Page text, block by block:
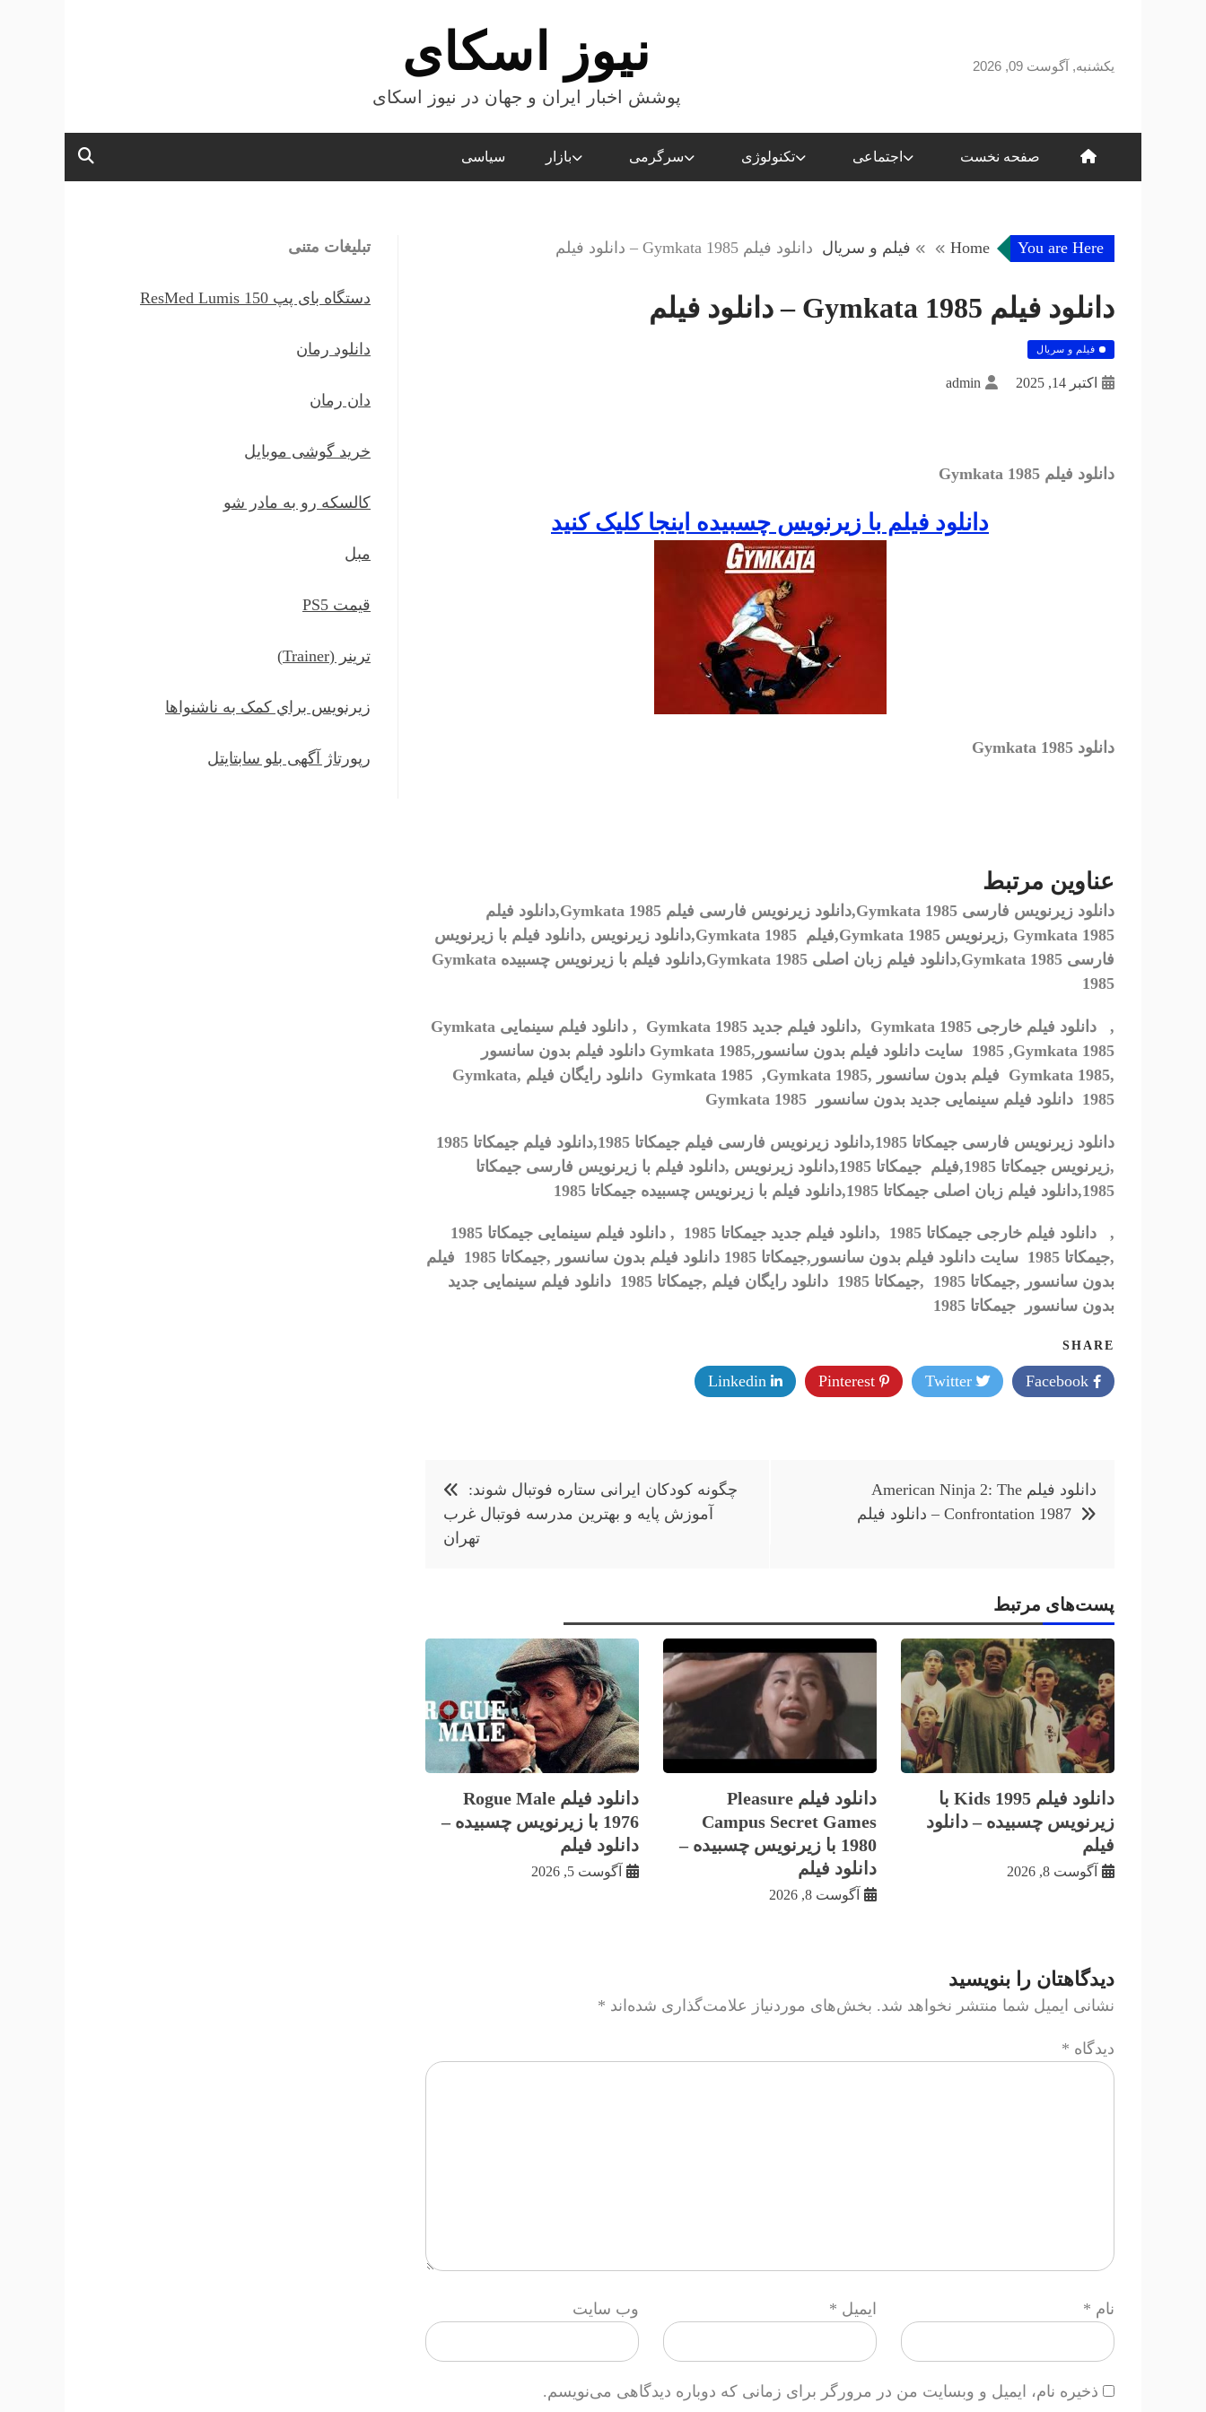
contentیکشنبه, آگوست 09, 2026 نیوز اسکای
پوشش اخبار ایران و جهان در نیوز اسکای
صفحه نخست اجتماعی تکنولوژی سرگرمی بازار سیاسی
You are Here
Home فیلم و سریال دانلود فیلم Gymkata 1985 – دانلود فیلم
دانلود فیلم Gymkata 1985 – دانلود فیلم
فیلم و سریال
اکتبر 14, 2025 admin
دانلود فیلم Gymkata 1985
دانلود فيلم با زيرنويس چسبيده اينجا کليک کنيد
دانلود Gymkata 1985
عناوین مرتبط
دانلود زیرنویس فارسی Gymkata 1985, دانلود زیرنویس فارسی فیلم Gymkata 1985, دانلود فیلم
Gymkata 1985 , زیرنویس Gymkata 1985, فیلم Gymkata 1985, دانلود زیرنویس ,دانلود فیلم با زیرنویس
فارسی Gymkata 1985, دانلود فیلم زبان اصلی Gymkata 1985, دانلود فیلم با زیرنویس چسبیده Gymkata
1985
, دانلود فیلم خارجی Gymkata 1985 ,دانلود فیلم جدید Gymkata 1985 , دانلود فیلم سینمایی Gymkata
1985 ,Gymkata 1985 سایت دانلود فیلم بدون سانسور,Gymkata 1985 دانلود فیلم بدون سانسور
,
Gymkata 1985 فیلم بدون سانسور ,Gymkata 1985 ,Gymkata 1985 دانلود رایگان فیلم ,Gymkata
1985 دانلود فیلم سینمایی جدید بدون سانسور Gymkata 1985
دانلود زیرنویس فارسی جیمکاتا 1985 ,دانلود زیرنویس فارسی فیلم جیمکاتا 1985 ,دانلود فیلم جیمکاتا 1985
,زیرنویس جیمکاتا 1985 ,فیلم جیمکاتا 1985 ,دانلود زیرنویس ,دانلود فیلم با زیرنویس فارسی جیمکاتا
1985
,دانلود فیلم زبان اصلی جیمکاتا 1985 ,دانلود فیلم با زیرنویس چسبیده جیمکاتا 1985
, دانلود فیلم خارجی جیمکاتا 1985 ,دانلود فیلم جدید جیمکاتا 1985
, دانلود فیلم سینمایی جیمکاتا 1985
,جیمکاتا 1985 سایت دانلود فیلم بدون سانسور,جیمکاتا 1985 دانلود فیلم بدون سانسور ,جیمکاتا 1985 فیلم
بدون سانسور ,جیمکاتا 1985
,
جیمکاتا 1985 دانلود رایگان فیلم ,جیمکاتا 1985 دانلود فیلم سینمایی جدید
بدون سانسور جیمکاتا 1985
SHARE
Twitter
راهبری
نوشته
دانلود فیلم American Ninja 2: The
Confrontation 1987 – دانلود فیلم
چگونه کودکان ایرانی ستاره فوتبال شوند:
آموزش پایه و بهترین مدرسه فوتبال غرب
تهران
پست‌های مرتبط
دانلود فیلم Kids 1995 با
زيرنويس چسبيده – دانلود
فیلم
آگوست 8, 2026
دانلود فیلم Pleasure
Campus Secret Games
1980 با زيرنويس چسبيده –
دانلود فیلم
آگوست 8, 2026
دانلود فیلم Rogue Male
1976 با زيرنويس چسبيده –
دانلود فیلم
آگوست 5, 2026
دیدگاهتان را بنویسید
نشانی ایمیل شما منتشر نخواهد شد. بخش‌های موردنیاز علامت‌گذاری شده‌اند *
دیدگاه *
نام * ایمیل * وب‌ سایت
ذخیره نام، ایمیل و وبسایت من در مرورگر برای زمانی که دوباره دیدگاهی می‌نویسم.
تبلیغات متنی
دستگاه بای پپ ResMed Lumis 150
دانلود رمان
دان رمان
خرید گوشی موبایل
کالسکه رو به مادر شو
مبل
قیمت PS5
ترينر (Trainer)
زيرنويس براي کمک به ناشنواها
رپورتاژ آگهی بلو سابتایتل